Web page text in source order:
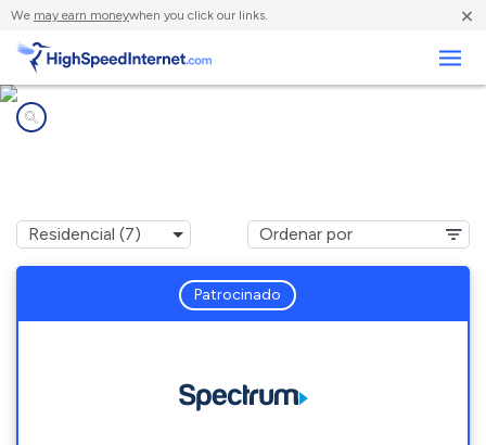
We may earn moneywhen you click our links. ×
Patrocinado